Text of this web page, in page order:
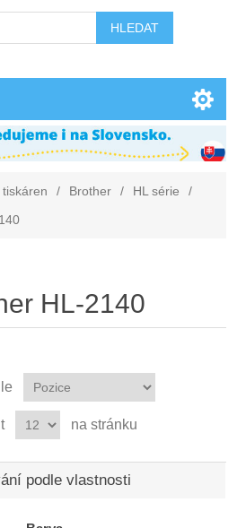
/ Brother / HL série
/
HL-2140
na stránku
podle vlastnosti